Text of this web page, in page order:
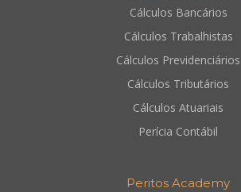
Cálculos Bancários
Cálculos Trabalhistas
Cálculos Previdenciários
Cálculos Tributários
Cálculos Atuariais
Perícia Contábil
Peritos Academy